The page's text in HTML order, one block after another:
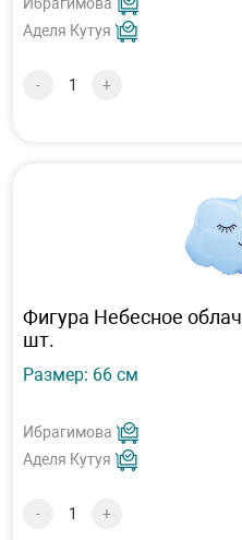
Аделя Кутуя
- +
Фигура Небесное
шт.
Размер: 66 см
Ибрагимова
Аделя Кутуя
- +